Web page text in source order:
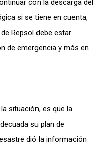
si se tiene en cuenta,
Repsol debe estar
de emergencia y más en
situación, es que la
su plan de
dió la información